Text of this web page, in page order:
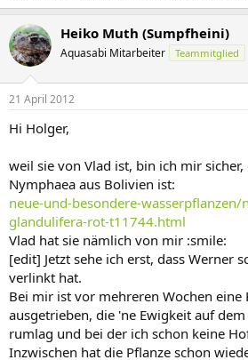
Heiko Muth (Sumpfheini)
Aquasabi Mitarbeiter Teammitglied
21 April 2012
Hi Holger,
weil sie von Vlad ist, bin ich mir sicher,
Nymphaea aus Bolivien ist:
neue-und-besondere-wasserpflanzen/
glandulifera-rot-t11744.html
Vlad hat sie nämlich von mir :smile:
[edit] Jetzt sehe ich erst, dass Werner
verlinkt hat.
Bei mir ist vor mehreren Wochen eine
ausgetrieben, die 'ne Ewigkeit auf
rumlag und bei der ich schon keine
Inzwischen hat die Pflanze schon